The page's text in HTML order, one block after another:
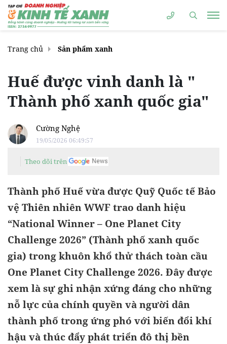
Trang chủ Sản phẩm xanh
Huế được vinh danh là "
Thành phố xanh quốc gia"
Cường Nghệ
19/05/2026 06:49:57
Theo dõi trên
Thành phố Huế vừa được Quỹ Quốc tế Bảo
vệ Thiên nhiên WWF trao danh hiệu
“National Winner – One Planet City
Challenge 2026” (Thành phố xanh quốc
gia) trong khuôn khổ thử thách toàn cầu
One Planet City Challenge 2026. Đây được
xem là sự ghi nhận xứng đáng cho những
nỗ lực của chính quyền và người dân
thành phố trong ứng phó với biến đổi khí
hậu và thúc đẩy phát triển đô thị bền